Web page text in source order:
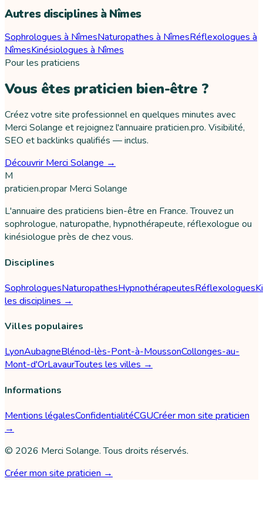
Autres disciplines à Nîmes
Sophrologues à NîmesNaturopathes à NîmesRéflexologues à
NîmesKinésiologues à Nîmes
Pour les praticiens
Vous êtes praticien bien-être ?
Créez votre site professionnel en quelques minutes avec
Merci Solange et rejoignez l'annuaire praticien.pro. Visibilité,
SEO et backlinks qualifiés — inclus.
Découvrir Merci Solange →
M
praticien.propar Merci Solange
L'annuaire des praticiens bien-être en France. Trouvez un
sophrologue, naturopathe, hypnothérapeute, réflexologue ou
kinésiologue près de chez vous.
Disciplines
SophrologuesNaturopathesHypnothérapeutesRéflexologues
les disciplines →
Villes populaires
LyonAubagneBlénod-lès-Pont-à-MoussonCollonges-au-
Mont-d'OrLavaurToutes les villes →
Informations
Mentions légalesConfidentialitéCGUCréer mon site praticien
→
© 2026 Merci Solange. Tous droits réservés.
Créer mon site praticien →